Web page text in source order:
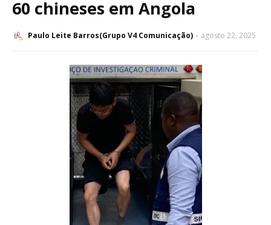
60 chineses em Angola
Paulo Leite Barros(Grupo V4 Comunicação) agosto 22, 2025